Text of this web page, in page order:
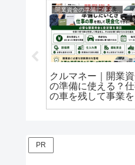
開業資金の準備に使える？
クルマネー｜開業
の準備に使える？
の車を残して事業
PR